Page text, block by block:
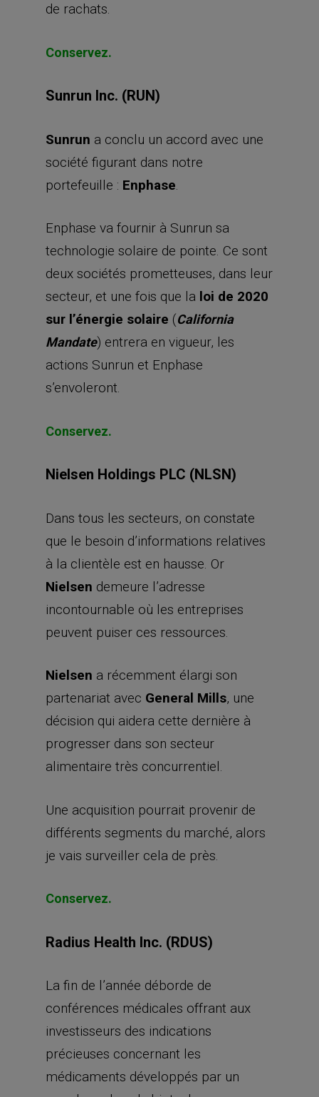
de rachats.
Conservez.
Sunrun Inc. (RUN)
Sunrun a conclu un accord avec une
société figurant dans notre
portefeuille : Enphase
Enphase va fournir à Sunrun sa
technologie solaire de pointe. Ce sont
deux sociétés prometteuses, dans leur
secteur, et une fois que la loi de 2020
sur l’énergie solaire (California
Mandate) entrera en vigueur, les
actions Sunrun et Enphase
s’envoleront.
Conservez.
Nielsen Holdings PLC (NLSN)
Dans tous les secteurs, on constate
que le besoin d’informations relatives
à la clientèle est en hausse. Or
Nielsen demeure l’adresse
incontournable où les entreprises
peuvent puiser ces ressources.
Nielsen a récemment élargi son
partenariat avec General Mills, une
décision qui aidera cette dernière à
progresser dans son secteur
alimentaire très concurrentiel.
Une acquisition pourrait provenir de
différents segments du marché, alors
je vais surveiller cela de près.
Conservez.
Radius Health Inc. (RDUS)
La fin de l’année déborde de
conférences médicales offrant aux
investisseurs des indications
précieuses concernant les
médicaments développés par un